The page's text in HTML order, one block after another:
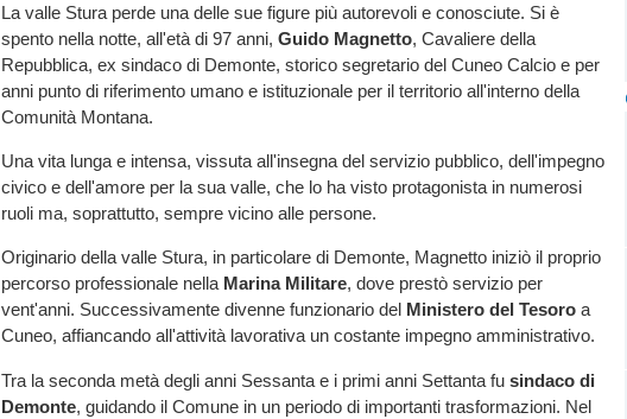
La valle Stura perde una delle sue figure più autorevoli e conosciute. Si è
spento nella notte, all'età di 97 anni, Guido Magnetto, Cavaliere della
Repubblica, ex sindaco di Demonte, storico segretario del Cuneo Calcio e per
anni punto di riferimento umano e istituzionale per il territorio all'interno della
Comunità Montana.
Una vita lunga e intensa, vissuta all'insegna del servizio pubblico, dell'impegno
civico e dell'amore per la sua valle, che lo ha visto protagonista in numerosi
ruoli ma, soprattutto, sempre vicino alle persone.
Originario della valle Stura, in particolare di Demonte, Magnetto iniziò il proprio
percorso professionale nella Marina Militare, dove prestò servizio per
vent'anni. Successivamente divenne funzionario del Ministero del Tesoro a
Cuneo, affiancando all'attività lavorativa un costante impegno amministrativo.
Tra la seconda metà degli anni Sessanta e i primi anni Settanta fu sindaco di
Demonte, guidando il Comune in un periodo di importanti trasformazioni. Nel